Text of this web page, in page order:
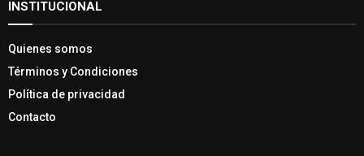
INSTITUCIONAL
Quienes somos
Términos y Condiciones
Política de privacidad
Contacto